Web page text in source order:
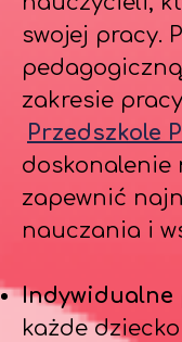
swojej pracy.
zakresie
Przedszkole
doskonalenie
zapewnić
nauczania i
Indywidualne
każde